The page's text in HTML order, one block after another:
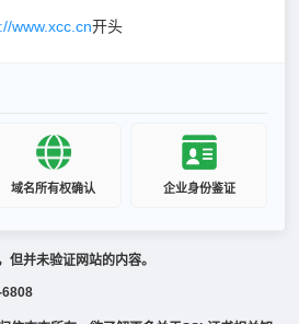
www.xcc.cn开头
域名所有权确认 企业身份鉴证
但并未验证网站的内容。
6808